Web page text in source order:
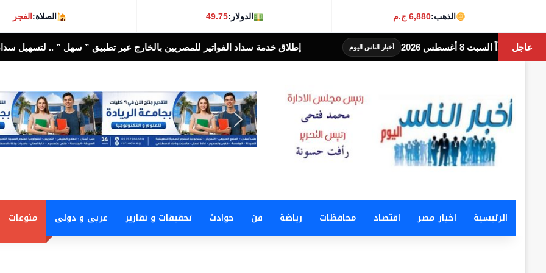
الذهب:6,880 ج.م الدولار:49.75 الصلاة:الفجر
عاجل أخبار الناس اليوم إطلاق خدمة سداد الفواتير للمصريين بالخارج عبر تطبيق ” سهل ” .. لتسهيل سداد الالتزامات المالية إلكترونيًا
الرئيسية اخبار مصر اقتصاد محافظات رياضة فن حوادث تحقيقات و تقارير عربى و دولى منوعات